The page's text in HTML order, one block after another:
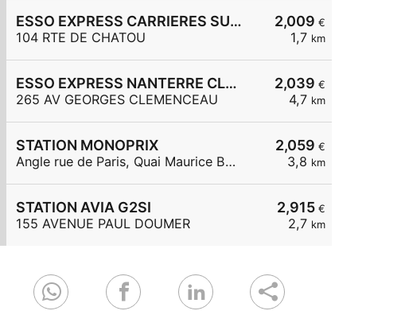
2,009 €
1,7 km
ESSO EXPRESS CARRIERES SUR SEINE
104 RTE DE CHATOU
2,039 €
4,7 km
ESSO EXPRESS NANTERRE CLEMENCEAU
265 AV GEORGES CLEMENCEAU
2,059 €
3,8 km
STATION MONOPRIX
Angle rue de Paris, Quai Maurice Berteaux
2,915 €
2,7 km
STATION AVIA G2SI
155 AVENUE PAUL DOUMER